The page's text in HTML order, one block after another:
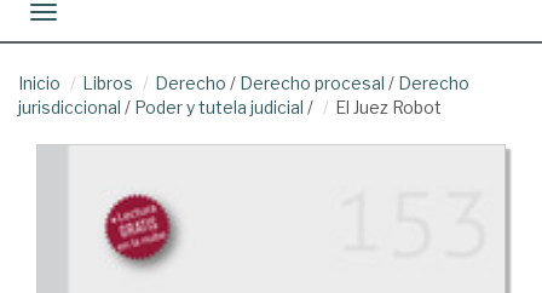
Toggle navigation
Inicio Libros Derecho / Derecho procesal / Derecho
jurisdiccional / Poder y tutela judicial / El Juez Robot